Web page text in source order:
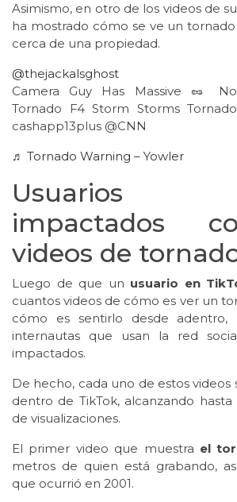
Asimismo, en otro de los videos de
ha mostrado cómo se ve un
cerca de una propiedad.
@thejackalsghost
Camera Guy Has Massive 🥜
Tornado F4 Storm Storms
cashapp13plus @CNN
♬ Tornado Warning – Yowler
Usuarios
impactados
videos de
Luego de que un usuario en
cuantos videos de cómo es ver un
cómo es sentirlo desde adentro,
internautas que usan la red
impactados.
De hecho, cada uno de estos videos
dentro de TikTok, alcanzando hasta
de visualizaciones.
El primer video que muestra el
metros de quien está grabando,
que ocurrió en 2001.